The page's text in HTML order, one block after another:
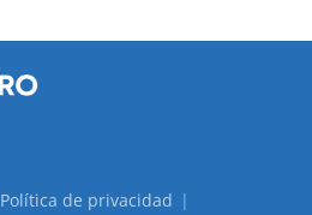
Política de privacidad